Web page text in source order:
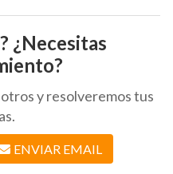
¿Necesitas
y resolveremos tus
ENVIAR EMAIL